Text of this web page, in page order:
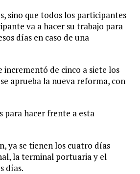
sino que todos los participantes
va a hacer su trabajo para
días en caso de una
incrementó de cinco a siete los
aprueba la nueva reforma, con
para hacer frente a esta
ya se tienen los cuatro días
la terminal portuaria y el
días.